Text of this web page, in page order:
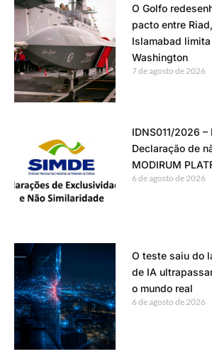
O Golfo
pacto entre
Islamabad
Washington
7 de agosto de 2026
IDNS011/2026
Declaração de
MODIRUM
6 de agosto de 2026
O teste saiu do
de IA
o mundo real
6 de agosto de 2026